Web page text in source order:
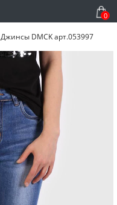
0
Джинсы DMCK арт.053997